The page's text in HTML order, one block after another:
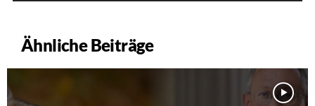
Ähnliche Beiträge